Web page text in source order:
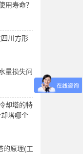
用寿命？
川方形
量损失问
却塔的特
塔哪个
的原理(工